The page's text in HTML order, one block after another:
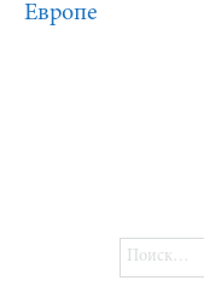
Европе
Найти: